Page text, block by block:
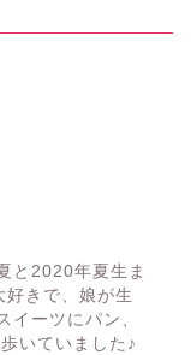
と2020年夏生ま
きで、娘が生
イーツにパン、
いていました♪